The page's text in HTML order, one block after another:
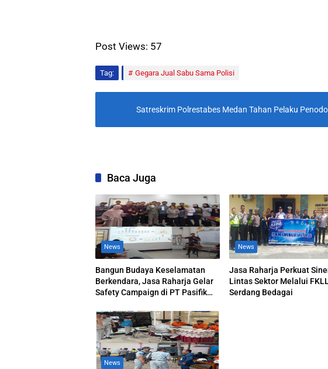
Post Views: 57
Tag: Gegara Jual Sabu Sama Polisi
Satreskrim Polrestabes Medan Tahan Pelaku
Baca Juga
News
Bangun Budaya Keselamatan
Berkendara, Jasa Raharja Gelar
Safety Campaign di PT Pasifik
News
Jasa Raharja Perkuat
Lintas Sektor Melalui
Serdang Bedagai
News